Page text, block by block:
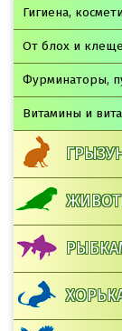
Гигиена,
От блох и
Фурминаторы,
Витамины и